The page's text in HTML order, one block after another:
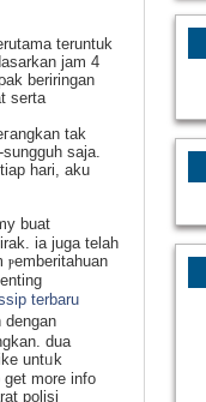
teruntuk
јam 4
beriringan
serta
tak
saja.
hari, aku
buat
ia juga telah
ⲣemberitaһuan
terbaru
dengan
dua
untᥙk
more info